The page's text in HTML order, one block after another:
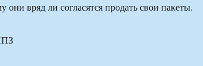
они вряд ли согласятся продать свои пакеты.